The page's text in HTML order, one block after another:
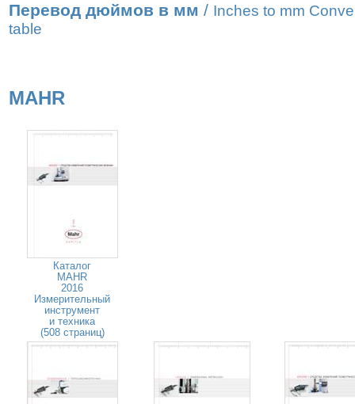
Перевод дюймов в мм / Inches to mm
table
MAHR
Каталог
MAHR
2016
Измерительный
инструмент
и техника
(508 страниц)